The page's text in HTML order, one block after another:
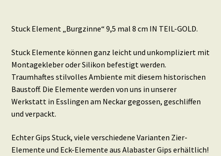
Stuck Element „Burgzinne“ 9,5 mal 8 cm IN TEIL-GOLD.
Stuck Elemente können ganz leicht und unkompliziert mit
Montagekleber oder Silikon befestigt werden.
Traumhaftes stilvolles Ambiente mit diesem historischen
Baustoff. Die Elemente werden von uns in unserer
Werkstatt in Esslingen am Neckar gegossen, geschliffen
und verpackt.
Echter Gips Stuck, viele verschiedene Varianten Zier-
Elemente und Eck-Elemente aus Alabaster Gips erhältlich!